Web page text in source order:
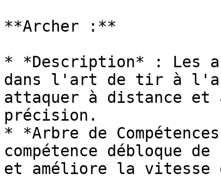
**Archer :**
* *Description* : Les
dans l'art de tir à
attaquer à distance et
précision.
* *Arbre de
compétence débloque
et améliore la vitesse